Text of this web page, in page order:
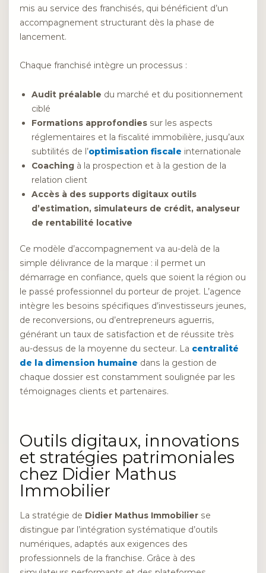
mis au service des franchisés, qui bénéficient d’un
accompagnement structurant dès la phase de
lancement.
Chaque franchisé intègre un processus :
Audit préalable du marché et du positionnement
ciblé
Formations approfondies sur les aspects
réglementaires et la fiscalité immobilière, jusqu’aux
subtilités de l’optimisation fiscale internationale
Coaching à la prospection et à la gestion de la
relation client
Accès à des supports digitaux outils
d’estimation, simulateurs de crédit, analyseur
de rentabilité locative
Ce modèle d’accompagnement va au-delà de la
simple délivrance de la marque : il permet un
démarrage en confiance, quels que soient la région ou
le passé professionnel du porteur de projet. L’agence
intègre les besoins spécifiques d’investisseurs jeunes,
de reconversions, ou d’entrepreneurs aguerris,
générant un taux de satisfaction et de réussite très
au-dessus de la moyenne du secteur. La centralité
de la dimension humaine dans la gestion de
chaque dossier est constamment soulignée par les
témoignages clients et partenaires.
Outils digitaux, innovations
et stratégies patrimoniales
chez Didier Mathus
Immobilier
La stratégie de Didier Mathus Immobilier se
distingue par l’intégration systématique d’outils
numériques, adaptés aux exigences des
professionnels de la franchise. Grâce à des